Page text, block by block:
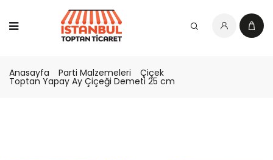
Anasayfa Parti Malzemeleri Çiçek
Toptan Yapay Ay Çiçeği Demeti 25 cm